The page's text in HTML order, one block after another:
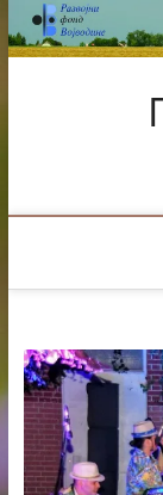
Skip
to
content